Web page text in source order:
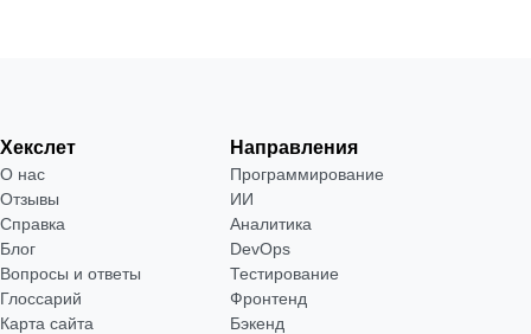
Хекслет
О нас
Отзывы
Справка
Блог
Вопросы и ответы
Глоссарий
Карта сайта
Направления
Программирование
ИИ
Аналитика
DevOps
Тестирование
Фронтенд
Бэкенд